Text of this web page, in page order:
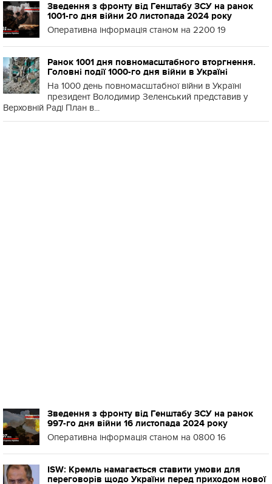
Зведення з фронту від Генштабу ЗСУ на ранок
1001-го дня війни 20 листопада 2024 року
Оперативна інформація станом на 2200 19
Ранок 1001 дня повномасштабного вторгнення.
Головні події 1000-го дня війни в Україні
На 1000 день повномасштабної війни в Україні
президент Володимир Зеленський представив у
Верховній Раді План в...
Зведення з фронту від Генштабу ЗСУ на ранок
997-го дня війни 16 листопада 2024 року
Оперативна інформація станом на 0800 16
ISW: Кремль намагається ставити умови для
переговорів щодо України перед приходом нової